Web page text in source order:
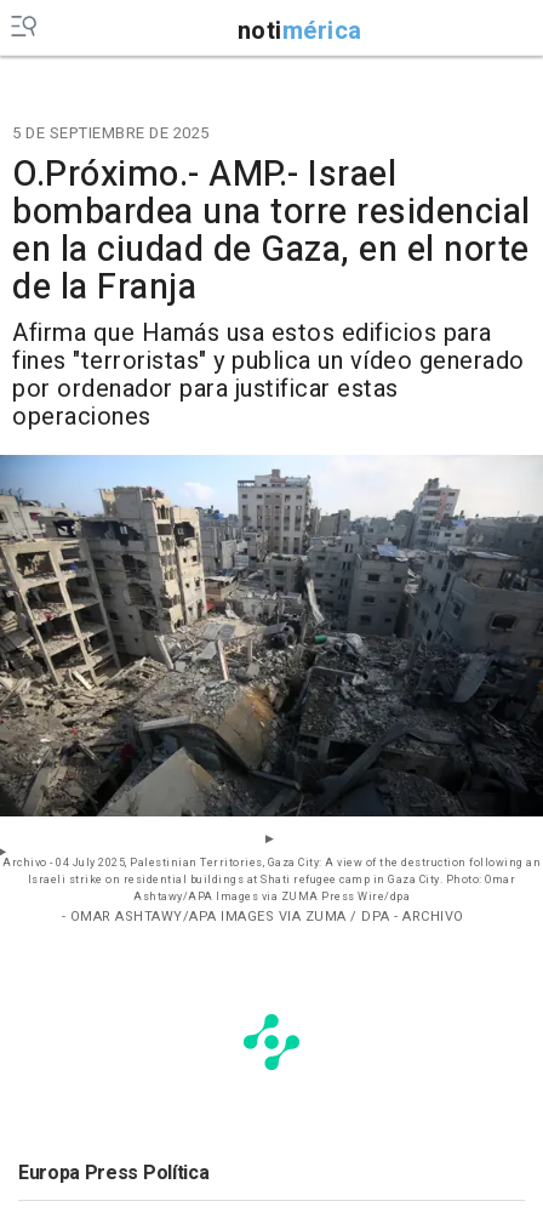
notimérica
5 DE SEPTIEMBRE DE 2025
O.Próximo.- AMP.- Israel
bombardea una torre residencial
en la ciudad de Gaza, en el norte
de la Franja
Afirma que Hamás usa estos edificios para
fines "terroristas" y publica un vídeo generado
por ordenador para justificar estas
operaciones
Archivo - 04 July 2025, Palestinian Territories, Gaza City: A view of the destruction following an
Israeli strike on residential buildings at Shati refugee camp in Gaza City. Photo: Omar
Ashtawy/APA Images via ZUMA Press Wire/dpa
- OMAR ASHTAWY/APA IMAGES VIA ZUMA / DPA - ARCHIVO
Europa Press Política